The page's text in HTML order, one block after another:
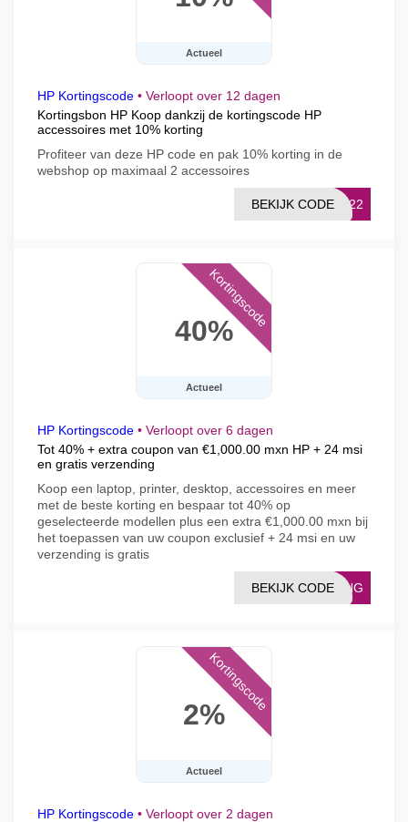
Actueel
HP Kortingscode • Verloopt over 12 dagen
Kortingsbon HP Koop dankzij de kortingscode HP
accessoires met 10% korting
Profiteer van deze HP code en pak 10% korting in de
webshop op maximaal 2 accessoires
0822
BEKIJK CODE
40%
Actueel
Kortingscode
HP Kortingscode • Verloopt over 6 dagen
Tot 40% + extra coupon van €1,000.00 mxn HP + 24 msi
en gratis verzending
Koop een laptop, printer, desktop, accessoires en meer
met de beste korting en bespaar tot 40% op
geselecteerde modellen plus een extra €1,000.00 mxn bij
het toepassen van uw coupon exclusief + 24 msi en uw
verzending is gratis
VING
BEKIJK CODE
2%
Actueel
Kortingscode
HP Kortingscode • Verloopt over 2 dagen